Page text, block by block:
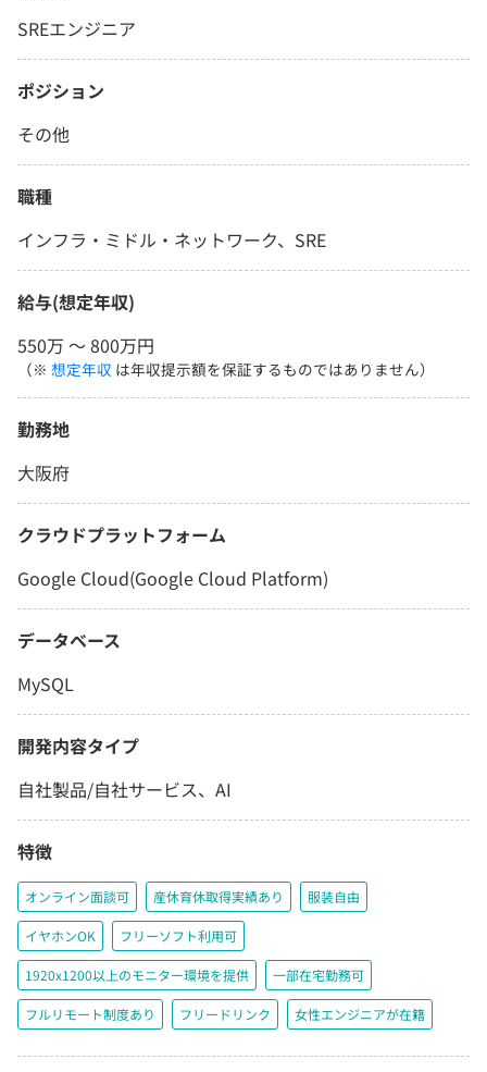
SREエンジニア
ポジション
その他
職種
インフラ・ミドル・ネットワーク、SRE
給与(想定年収)
550万 〜 800万円
（※ 想定年収 は年収提示額を保証するものではありません）
勤務地
大阪府
クラウドプラットフォーム
Google Cloud(Google Cloud Platform)
データベース
MySQL
開発内容タイプ
自社製品/自社サービス、AI
特徴
オンライン面談可 産休育休取得実績あり 服装自由
イヤホンOK フリーソフト利用可
1920x1200以上のモニター環境を提供 一部在宅勤務可
フルリモート制度あり フリードリンク 女性エンジニアが在籍